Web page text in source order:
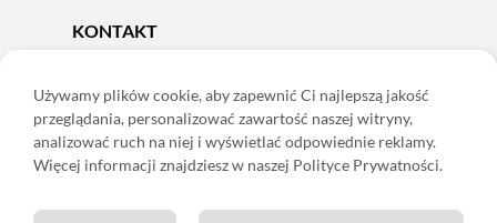
KONTAKT
e-mail:sklep@adoris.pl
poniedziałek - piątek 8:00-16:00
Adoris Dorota Święcka
58-502 Jelenia Góra
Używamy plików cookie, aby zapewnić Ci najlepszą jakość
przeglądania, personalizować zawartość naszej witryny,
analizować ruch na niej i wyświetlać odpowiednie reklamy.
Więcej informacji znajdziesz w naszej Polityce Prywatności.